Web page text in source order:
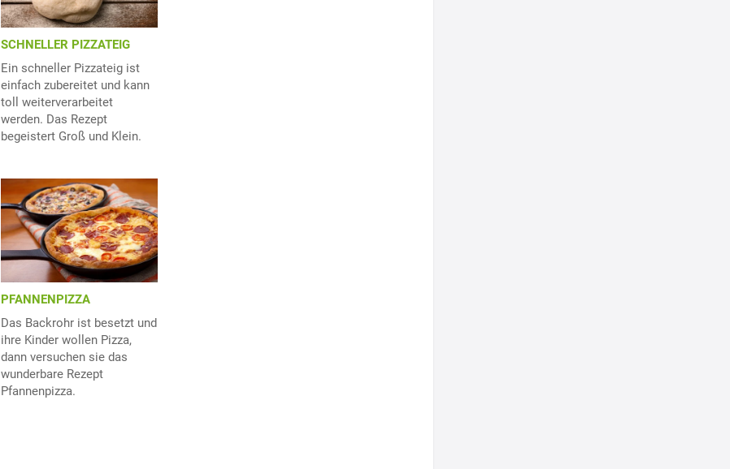
SCHNELLER PIZZATEIG
Ein schneller Pizzateig ist
einfach zubereitet und kann
toll weiterverarbeitet
werden. Das Rezept
begeistert Groß und Klein.
PFANNENPIZZA
Das Backrohr ist besetzt und
ihre Kinder wollen Pizza,
dann versuchen sie das
wunderbare Rezept
Pfannenpizza.